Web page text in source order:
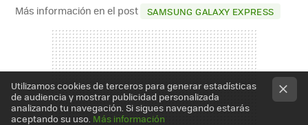
Más información en el post SAMSUNG GALAXY EXPRESS
Utilizamos cookies de terceros para generar estadísticas
de audiencia y mostrar publicidad personalizada
analizando tu navegación. Si sigues navegando estarás
aceptando su uso. Más información